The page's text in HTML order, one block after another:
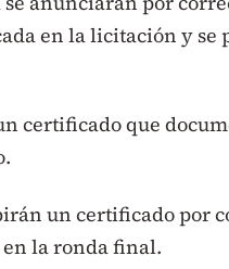
en la licitación y
certificado que
un certificado por
la ronda final.